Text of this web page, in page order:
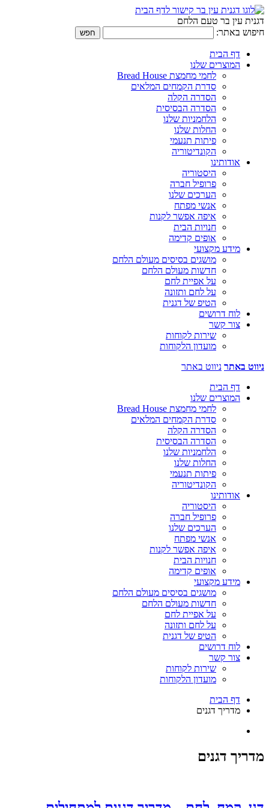
דגנית עין בר טעם הלחם
חיפוש באתר:
דף הבית
המוצרים שלנו
לחמי מחמצת Bread House
סדרת הקמחים המלאים
הסדרה הקלה
הסדרה הבסיסית
הלחמניות שלנו
החלות שלנו
פיתות תנעמי
הקונדיטוריה
אודותינו
היסטוריה
פרופיל חברה
הערכים שלנו
אנשי מפתח
איפה אפשר לקנות
חנויות הבית
אופים קדימה
מידע מקצועי
מושגים בסיסים מעולם הלחם
חדשות מעולם הלחם
על אפיית לחם
על לחם ותזונה
הטיפ של דגנית
לוח דרושים
צור קשר
שירות לקוחות
מועדון הלקוחות
ניווט באתר ניווט באתר
דף הבית
המוצרים שלנו
לחמי מחמצת Bread House
סדרת הקמחים המלאים
הסדרה הקלה
הסדרה הבסיסית
הלחמניות שלנו
החלות שלנו
פיתות תנעמי
הקונדיטוריה
אודותינו
היסטוריה
פרופיל חברה
הערכים שלנו
אנשי מפתח
איפה אפשר לקנות
חנויות הבית
אופים קדימה
מידע מקצועי
מושגים בסיסים מעולם הלחם
חדשות מעולם הלחם
על אפיית לחם
על לחם ותזונה
הטיפ של דגנית
לוח דרושים
צור קשר
שירות לקוחות
מועדון הלקוחות
דף הבית
מדריך דגנים
מדריך דגנים